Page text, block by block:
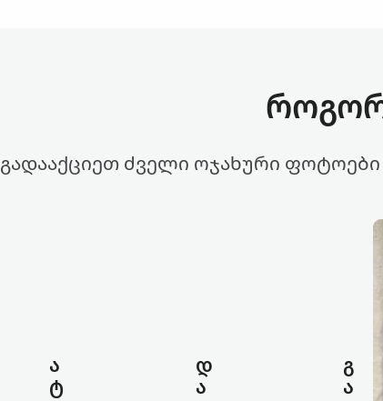
გადააქციეთ ძველი ოჯახური
ა
ტ
დ
ა
გ
ა